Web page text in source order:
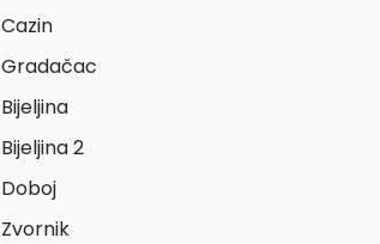
Cazin
Gradačac
Bijeljina
Bijeljina 2
Doboj
Zvornik